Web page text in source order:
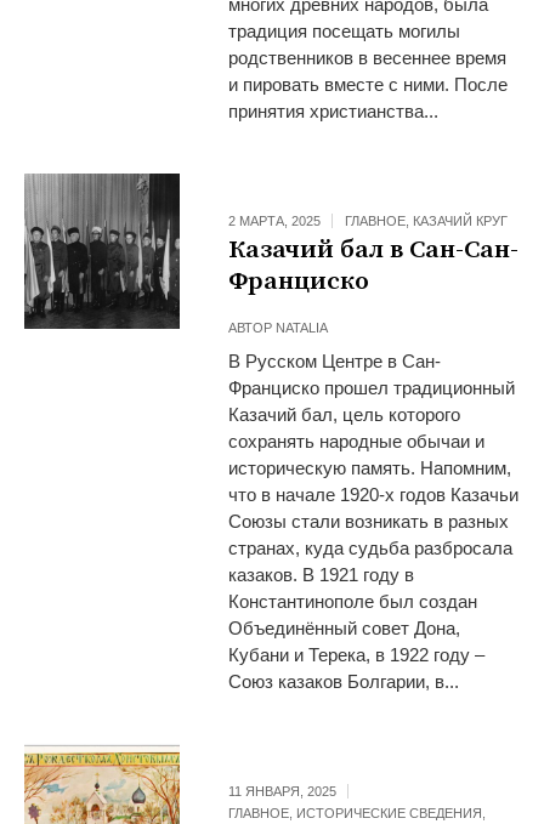
многих древних народов, была
традиция посещать могилы
родственников в весеннее время
и пировать вместе с ними. После
принятия христианства...
2 МАРТА, 2025 ГЛАВНОЕ КАЗАЧИЙ КРУГ
Казачий бал в Сан-Сан-
Франциско
АВТОР NATALIA
В Русском Центре в Сан-
Франциско прошел традиционный
Казачий бал, цель которого
сохранять народные обычаи и
историческую память. Напомним,
что в начале 1920-х годов Казачьи
Союзы стали возникать в разных
странах, куда судьба разбросала
казаков. В 1921 году в
Константинополе был создан
Объединённый совет Дона,
Кубани и Терека, в 1922 году –
Союз казаков Болгарии, в...
11 ЯНВАРЯ, 2025
ГЛАВНОЕ ИСТОРИЧЕСКИЕ СВЕДЕНИЯ